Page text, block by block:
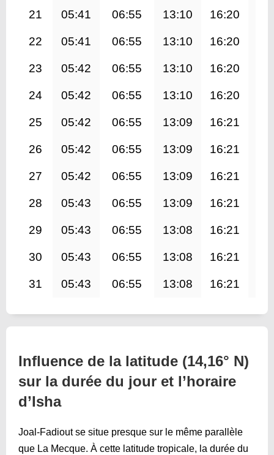
21 05:41 06:55 13:10 16:20
22 05:41 06:55 13:10 16:20
23 05:42 06:55 13:10 16:20
24 05:42 06:55 13:10 16:20
25 05:42 06:55 13:09 16:21
26 05:42 06:55 13:09 16:21
27 05:42 06:55 13:09 16:21
28 05:43 06:55 13:09 16:21
29 05:43 06:55 13:08 16:21
30 05:43 06:55 13:08 16:21
31 05:43 06:55 13:08 16:21
Influence de la latitude (14,16° N)
sur la durée du jour et l’horaire
d’Isha
Joal-Fadiout se situe presque sur le même parallèle
que La Mecque. À cette latitude tropicale, la durée du